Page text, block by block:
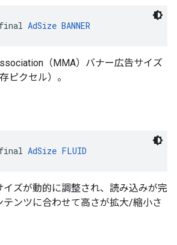
AdSize BANNER
（MMA）バナー広告サイズ
ピクセル）。
AdSize FLUID
ズが動的に調整され、読み込みが完
テンツに合わせて高さが拡大/縮小さ